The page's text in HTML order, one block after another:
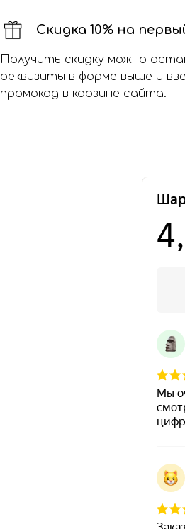
Скидка 10% на
Получить скидку можно
реквизиты в форме выше и
промокод в корзине сайта.